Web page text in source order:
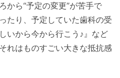
から“予定の変更”が苦手で
たり、予定していた歯科の受
いから今から行こう♪』など
れはものすごい大きな抵抗感